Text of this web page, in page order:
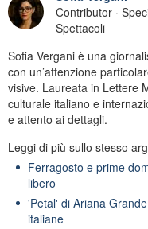
Contributor ·
Spettacoli
Sofia Vergani è una
con un’attenzione
visive. Laureata in Lettere
culturale italiano e
e attento ai dettagli.
Leggi di più sullo stesso
Ferragosto e prime
libero
'Petal' di Ariana
italiane